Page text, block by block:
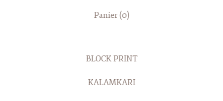
Panier (0)
BLOCK PRINT
KALAMKARI